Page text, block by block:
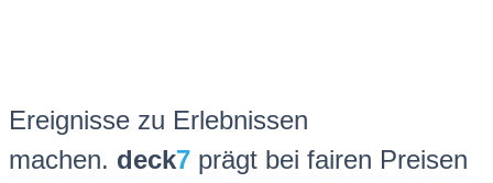
Ereignisse zu Erlebnissen
machen. deck7 prägt bei fairen Preisen